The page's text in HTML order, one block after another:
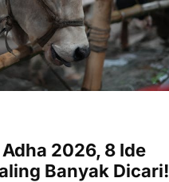
2026, 8 Ide
Banyak Dicari!